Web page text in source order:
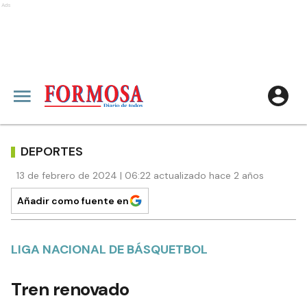
Ads
DEPORTES
13 de febrero de 2024 | 06:22 actualizado hace 2 años
Añadir como fuente en
LIGA NACIONAL DE BÁSQUETBOL
Tren renovado